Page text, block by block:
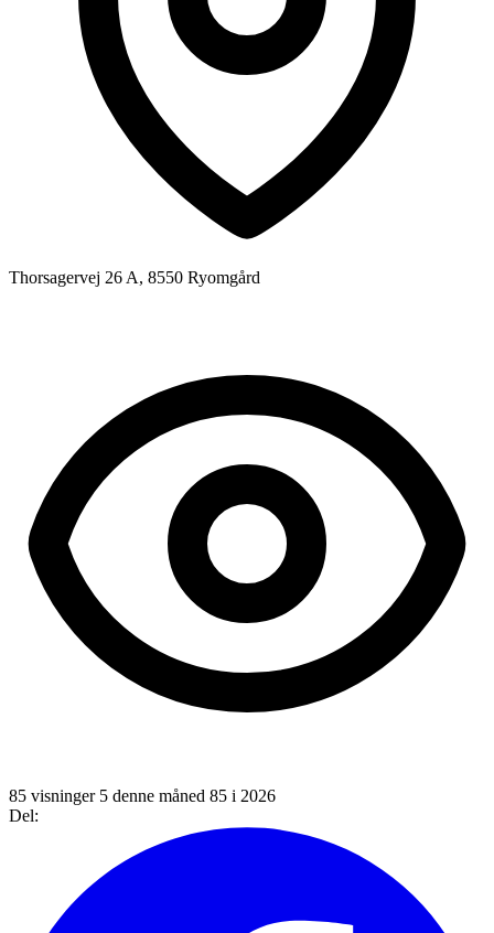
Thorsagervej 26 A, 8550 Ryomgård
85 visninger 5 denne måned 85 i 2026
Del: